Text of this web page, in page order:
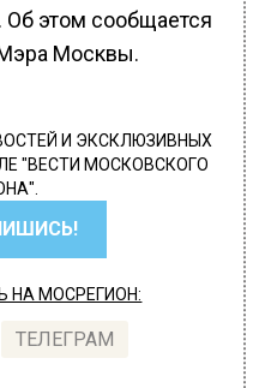
этом сообщается
Москвы.
И ЭКСКЛЮЗИВНЫХ
"ВЕСТИ МОСКОВСКОГО
НА МОСРЕГИОН:
ТЕЛЕГРАМ